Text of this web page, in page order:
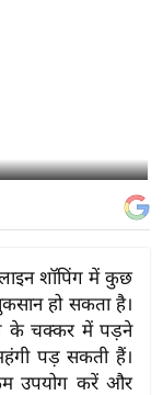
शॉपिंग में कुछ
हो सकता है।
के चक्कर में पड़ने
पड़ सकती हैं।
कम उपयोग करें और